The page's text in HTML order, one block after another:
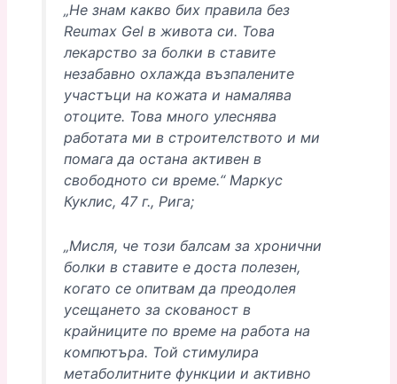
„Не знам какво бих правила без
Reumax Gel в живота си. Това
лекарство за болки в ставите
незабавно охлажда възпалените
участъци на кожата и намалява
отоците. Това много улеснява
работата ми в строителството и ми
помага да остана активен в
свободното си време.“ Маркус
Куклис, 47 г., Рига;
„Мисля, че този балсам за хронични
болки в ставите е доста полезен,
когато се опитвам да преодолея
усещането за скованост в
крайниците по време на работа на
компютъра. Той стимулира
метаболитните функции и активно